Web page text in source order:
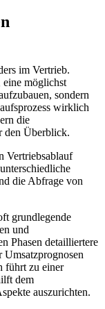
im Vertrieb.
möglichst
sondern
wirklich
die
den Überblick.
Vertriebsablauf
die Abfrage von
grundlegende
und
Phasen detailliertere
Umsatzprognosen
führt zu einer
dem
auszurichten.